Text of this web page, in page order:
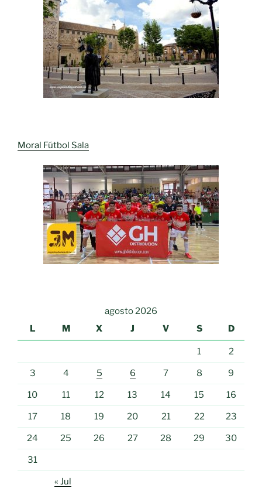
Moral Fútbol Sala
agosto 2026
L
M X J V S D
1 2
3 4 5 6 7 8 9
10 11 12 13 14 15 16
17 18 19 20 21 22 23
24 25 26 27 28 29 30
31
« Jul